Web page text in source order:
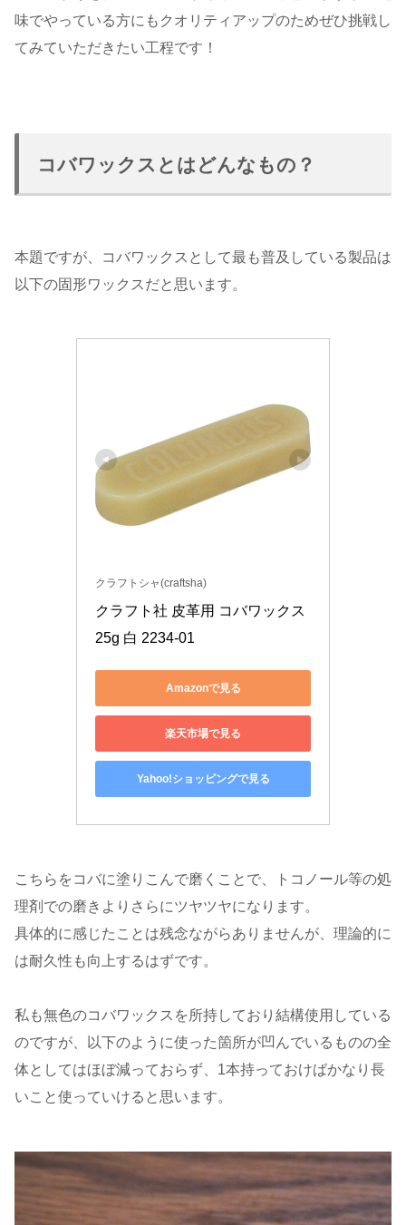
味でやっている方にもクオリティアップのためぜひ挑戦し
てみていただきたい工程です！
コバワックスとはどんなもの？
本題ですが、コバワックスとして最も普及している製品は
以下の固形ワックスだと思います。
クラフトシャ(craftsha)
クラフト社 皮革用 コバワックス
25g 白 2234-01
Amazonで見る
楽天市場で見る
Yahoo!ショッピングで見る
こちらをコバに塗りこんで磨くことで、トコノール等の処
理剤での磨きよりさらにツヤツヤになります。
具体的に感じたことは残念ながらありませんが、理論的に
は耐久性も向上するはずです。
私も無色のコバワックスを所持しており結構使用している
のですが、以下のように使った箇所が凹んでいるものの全
体としてはほぼ減っておらず、1本持っておけばかなり長
いこと使っていけると思います。